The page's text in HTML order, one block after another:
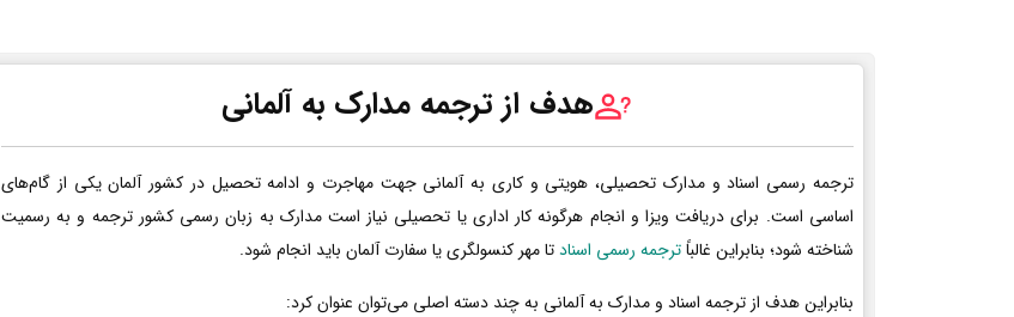
هدف از ترجمه مدارک به آلمانی
ترجمه رسمی اسناد و مدارک تحصیلی، هویتی و کاری به آلمانی جهت مهاجرت و ادامه تحصیل در کشور آلمان یکی از گام‌های
اساسی است. برای دریافت ویزا و انجام هرگونه کار اداری یا تحصیلی نیاز است مدارک به زبان رسمی کشور ترجمه و به رسمیت
شناخته شود؛ بنابراین غالباًترجمه رسمی اسنادتا مهر کنسولگری یا سفارت آلمان باید انجام شود.
بنابراین هدف از ترجمه اسناد و مدارک به آلمانی به چند دسته اصلی می‌توان عنوان کرد: